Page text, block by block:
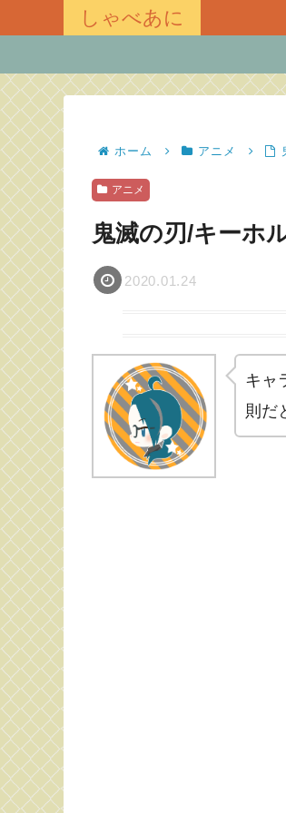
しゃべあに
ホーム アニメ
アニメ
鬼滅の刃/キーホ
2020.01.24
キャ
則だ